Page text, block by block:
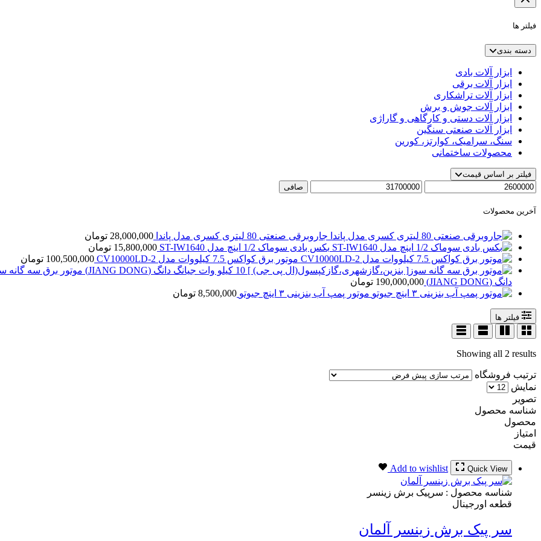
فیلتر ها
دسته بندی
ابزار آلات بادی
ابزار آلات برقی
ابزار آلات تراشکاری
ابزار آلات جوش و برش
ابزار آلات دستی و کارگاهی و گاراژی
ابزار آلات صنعتی سنگین
سنگ، سرامیک، کوارتز، کورین
محصولات ساختمانی
فیلتر بر اساس قیمت
حداقل
حداكثر
صافی
آخرین محصولات
جاروبرقی صنعتی 80 لیتری کسری مدل پاندا 28,000,000 تومان
بکس بادی سوماک 1/2 اینچ مدل ST-IW1640
15,800,000 تومان
موتور برق کواکس 7.5 کیلووات مدل CV10000LD-2
100,500,000 تومان
دانگ (JIANG DONG)
190,000,000 تومان
موتور پمپ آب بنزینی ۳ اینچ جیوتو
8,500,000 تومان
فیلتر ها
Showing all 2 results
ترتیب فروشگاه
نمایش
تصویر
شناسه محصول
محصول
امتیاز
قیمت
Quick View
Add to wishlist
شناسه محصول : سرپیک برش زینسر
قطعه اورجینال
سر پیک برش زینسر آلمان